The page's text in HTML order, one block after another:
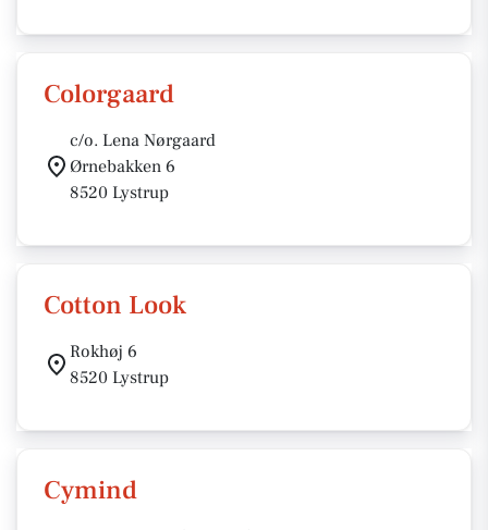
Colorgaard
c/o. Lena Nørgaard
Ørnebakken 6
8520 Lystrup
Cotton Look
Rokhøj 6
8520 Lystrup
Cymind